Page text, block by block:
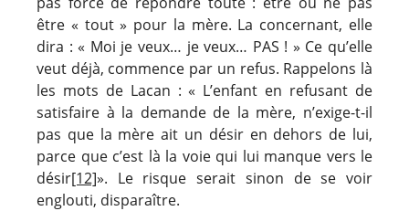
être « tout » pour la mère. La concernant, elle
dira : « Moi je veux… je veux… PAS ! » Ce qu’elle
veut déjà, commence par un refus. Rappelons là
les mots de Lacan : « L’enfant en refusant de
satisfaire à la demande de la mère, n’exige-t-il
pas que la mère ait un désir en dehors de lui,
parce que c’est là la voie qui lui manque vers le
désir[12]». Le risque serait sinon de se voir
englouti, disparaître.